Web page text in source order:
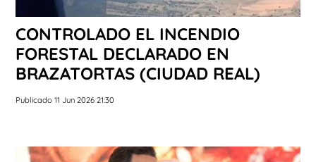
CONTROLADO EL INCENDIO
FORESTAL DECLARADO EN
BRAZATORTAS (CIUDAD REAL)
Publicado 11 Jun 2026 21:30